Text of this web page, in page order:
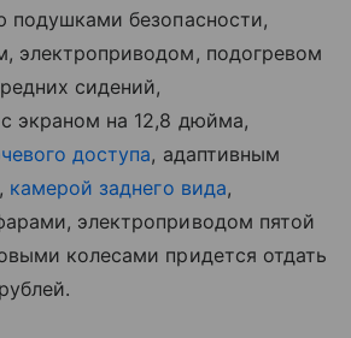
безопасности,
электроприводом, подогревом
сидений,
экраном на 12,8 дюйма,
доступа, адаптивным
, камерой заднего вида,
электроприводом пятой
колесами придется отдать